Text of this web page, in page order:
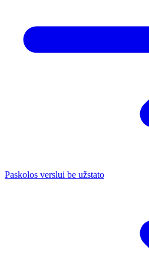
Paskolos verslui be užstato